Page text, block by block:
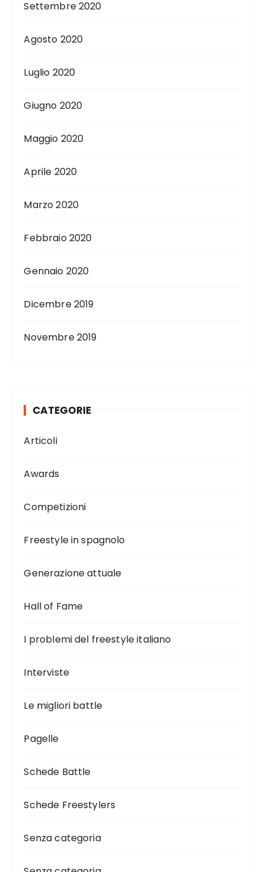
Settembre 2020
Agosto 2020
Luglio 2020
Giugno 2020
Maggio 2020
Aprile 2020
Marzo 2020
Febbraio 2020
Gennaio 2020
Dicembre 2019
Novembre 2019
CATEGORIE
Articoli
Awards
Competizioni
Freestyle in spagnolo
Generazione attuale
Hall of Fame
I problemi del freestyle italiano
Interviste
Le migliori battle
Pagelle
Schede Battle
Schede Freestylers
Senza categoria